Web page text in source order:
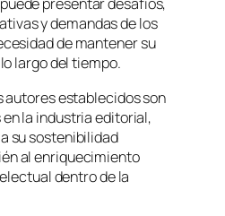
presentar desafíos,
y demandas de los
de mantener su
largo del tiempo.
autores establecidos son
la industria editorial,
su sostenibilidad
al enriquecimiento
dentro de la